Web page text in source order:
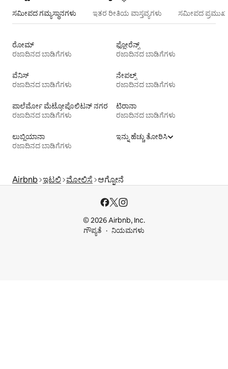
ಸಮೀಪದ ಗಮ್ಯಸ್ಥಾನಗಳು ಇತರ ರೀತಿಯ ವಾಸ್ತವ್ಯಗಳು ಸಮೀಪದ ಪ್ರಮುಖ
ರೋಮ್
ರಜಾದಿನದ ಬಾಡಿಗೆಗಳು
ಫ್ಲೋರೆನ್ಸ್
ರಜಾದಿನದ ಬಾಡಿಗೆಗಳು
ವೆನಿಸ್
ರಜಾದಿನದ ಬಾಡಿಗೆಗಳು
ನೇಪಲ್ಸ್
ರಜಾದಿನದ ಬಾಡಿಗೆಗಳು
ಪಾಲೆರ್ಮೋ ಮೆಟ್ರೋಪೊಲಿಟನ್ ನಗರ
ರಜಾದಿನದ ಬಾಡಿಗೆಗಳು
ಟಿರಾನಾ
ರಜಾದಿನದ ಬಾಡಿಗೆಗಳು
ಲುಬ್ಲಿಯಾನಾ
ರಜಾದಿನದ ಬಾಡಿಗೆಗಳು
ಇನ್ನು ಹೆಚ್ಚು ತೋರಿಸಿ
Airbnb ಇಟಲಿ ಮೋಲಿಸೆ ಆಗ್ನೋನೆ
© 2026 Airbnb, Inc.
ಗೌಪ್ಯತೆ
ನಿಯಮಗಳು